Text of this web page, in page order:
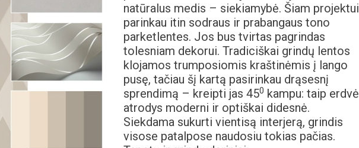
natūralus medis – siekiamybė. Šiam projektui
parinkau itin sodraus ir prabangaus tono
parketlentes. Jos bus tvirtas pagrindas
tolesniam dekorui. Tradiciškai grindų lentos
klojamos trumposiomis kraštinėmis į lango
pusę, tačiau šį kartą pasirinkau drąsesnį
sprendimą – kreipti jas 450 kampu: taip erdvė
atrodys moderni ir optiškai didesnė.
Siekdama sukurti vientisą interjerą, grindis
visose patalpose naudosiu tokias pačias.